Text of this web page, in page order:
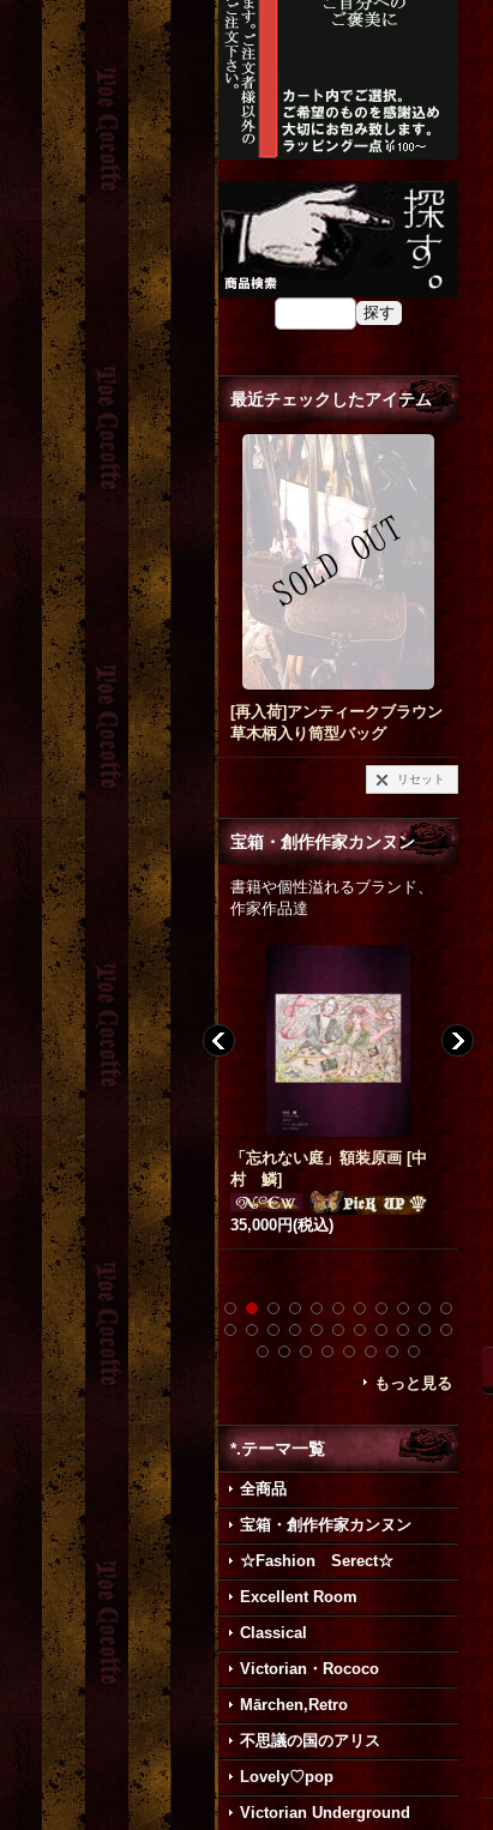
最近チェックしたアイテム
[再入荷]アンティークブラウン
草木柄入り筒型バッグ
リセット
宝箱・創作作家カンヌン
書籍や個性溢れるブランド、
作家作品達
忘れない庭」額装原画 [
円 (税込)
【再入荷】銀製 小鳥リング
「枝」
2,808円(税込)
希望小売価格:
もっと見る
*.テーマ一覧
全商品
宝箱・創作作家カンヌン
☆Fashion Serect☆
Excellent Room
Classical
Victorian・Rococo
Mārchen,Retro
不思議の国のアリス
Lovely♡pop
Victorian Underground